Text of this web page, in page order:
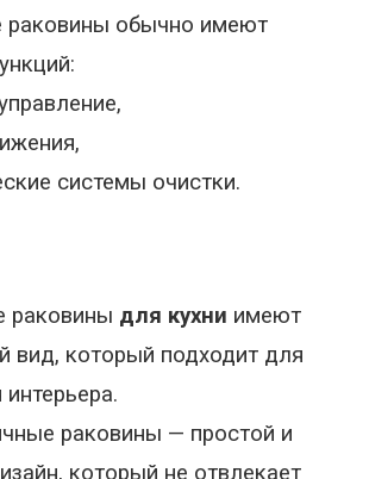
раковины обычно имеют
:
,
системы очистки.
раковины для кухни имеют
вид, который подходит для
раковины — простой и
который не отвлекает